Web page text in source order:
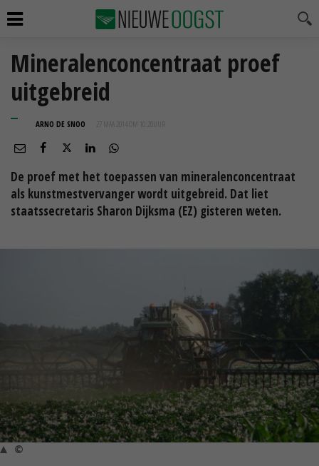
Mineralenconcentraat proef
uitgebreid
ARNO DE SNOO 27 MAA 2014 OM 10:20
De proef met het toepassen van mineralenconcentraat
als kunstmestvervanger wordt uitgebreid. Dat liet
staatssecretaris Sharon Dijksma (EZ) gisteren weten.
©